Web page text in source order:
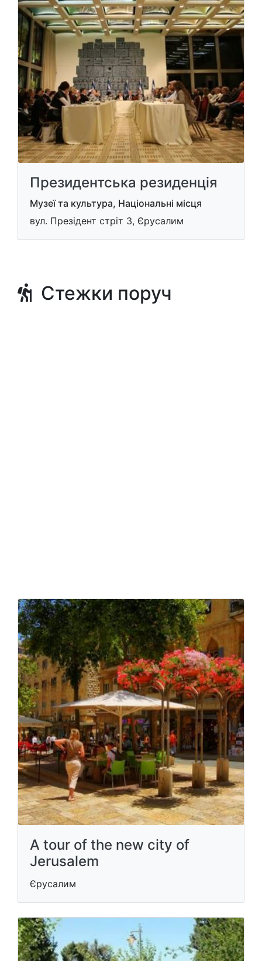
Президентська резиденція
Музеї та культура, Національні місця
вул. Презідент стріт 3, Єрусалим
Стежки поруч
A tour of the new city of
Jerusalem
Єрусалим